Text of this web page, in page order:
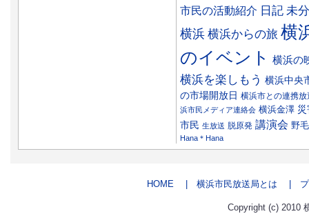
市民の活動紹介 日記 未
横浜 横浜からの旅 横
のイベント
横浜の
横浜を楽しもう 横浜中央
の市場開放日 横浜市との連携放
浜市民メディア連絡会 横浜金澤
市民 生放送 脱原発 講演会 野毛
Hana＊Hana
HOME | 横浜市民放送局とは | プ
Copyright (c) 2010